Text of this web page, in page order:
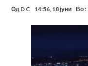
Од D C 14:56, 18 јуни Во :